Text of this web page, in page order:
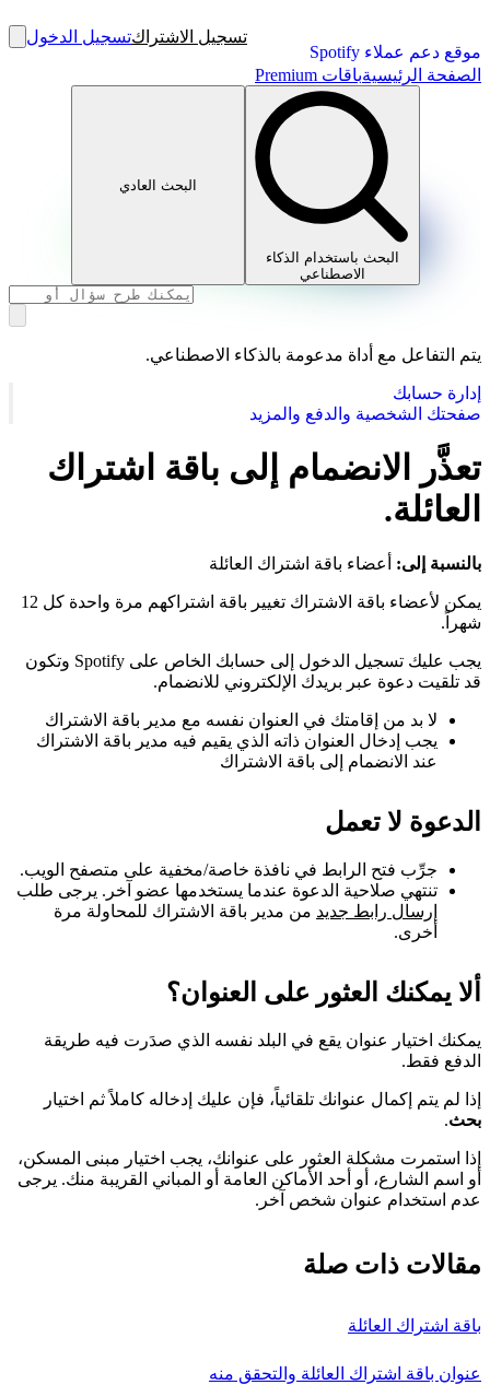
موقع دعم عملاء Spotify
تسجيل الاشتراكتسجيل الدخول
الصفحة الرئيسيةباقات Premium
البحث باستخدام الذكاء
الاصطناعي
البحث العادي
يتم التفاعل مع أداة مدعومة بالذكاء الاصطناعي.
إدارة حسابك
صفحتك الشخصية والدفع والمزيد
تعذَّر الانضمام إلى باقة اشتراك
العائلة.
بالنسبة إلى: أعضاء باقة اشتراك العائلة
يمكن لأعضاء باقة الاشتراك تغيير باقة اشتراكهم مرة واحدة كل 12
شهراً.
يجب عليك تسجيل الدخول إلى حسابك الخاص على Spotify وتكون
قد تلقيت دعوة عبر بريدك الإلكتروني للانضمام.
لا بد من إقامتك في العنوان نفسه مع مدير باقة الاشتراك
يجب إدخال العنوان ذاته الذي يقيم فيه مدير باقة الاشتراك
عند الانضمام إلى باقة الاشتراك
الدعوة لا تعمل
جرِّب فتح الرابط في نافذة خاصة/مخفية على متصفح الويب.
تنتهي صلاحية الدعوة عندما يستخدمها عضو آخر. يرجى طلب
إرسال رابط جديد من مدير باقة الاشتراك للمحاولة مرة
أخرى.
ألا يمكنك العثور على العنوان؟
يمكنك اختيار عنوان يقع في البلد نفسه الذي صدَرت فيه طريقة
الدفع فقط.
إذا لم يتم إكمال عنوانك تلقائياً، فإن عليك إدخاله كاملاً ثم اختيار
بحث.
إذا استمرت مشكلة العثور على عنوانك، يجب اختيار مبنى المسكن،
أو اسم الشارع، أو أحد الأماكن العامة أو المباني القريبة منك. يرجى
عدم استخدام عنوان شخص آخر.
مقالات ذات صلة
باقة اشتراك العائلة
عنوان باقة اشتراك العائلة والتحقق منه